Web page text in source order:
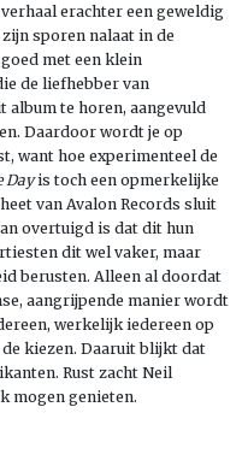
erachter een geweldig
sporen nalaat in de
met een klein
de liefhebber van
te horen, aangevuld
Daardoor wordt je op
want hoe experimenteel de
Dayis toch een opmerkelijke
van Avalon Records sluit
overtuigd is dat dit hun
dit wel vaker, maar
berusten. Alleen al doordat
aangrijpende manier wordt
werkelijk iedereen op
kiezen. Daaruit blijkt dat
Rust zacht Neil
mogen genieten.